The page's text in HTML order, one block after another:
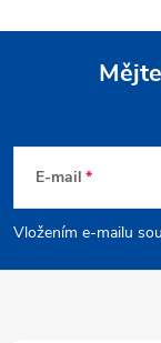
p
E-mail
Vložením e-mailu